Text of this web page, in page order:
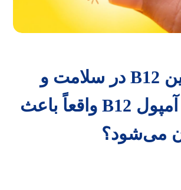
تأثیر ویتامین B12 در سلامت و
لاغری؛ آیا آمپول B12 واقعاً باعث
می‌شود؟